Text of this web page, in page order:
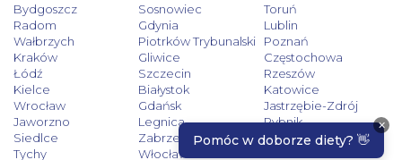
Bydgoszcz Sosnowiec
Toruń
Radom
Gdynia
Lublin
Wałbrzych
Piotrków Trybunalski
Poznań
Kraków
Gliwice
Częstochowa
Łódź
Szczecin
Rzeszów
Kielce
Białystok
Katowice
Wrocław
Gdańsk
Jastrzębie-Zdrój
Jaworzno
Legnica
Rybnik
Siedlce
Zabrze
Zielona Góra
Tychy
Włocławek